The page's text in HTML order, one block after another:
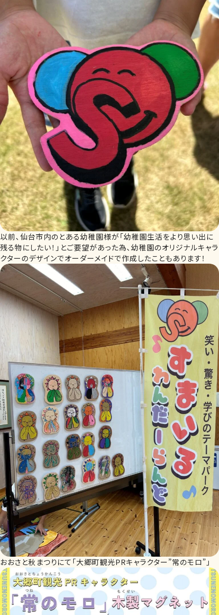
以前、仙台市内のとある幼稚園様が「幼稚園生活をより思い出に
残る物にしたい！」とご要望があった為、幼稚園のオリジナルキャラ
クターのデザインでオーダーメイドで作成したこともあります！
おおさと秋まつりにて「大郷町観光PRキャラクター”常のモロ”」